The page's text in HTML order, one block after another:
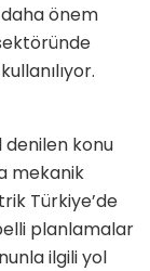
önem
konu
mekanik
Türkiye’de
planlamalar
il­gili yol